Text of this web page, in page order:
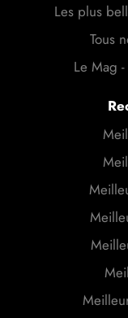
Les plus
Tous
Le Mag